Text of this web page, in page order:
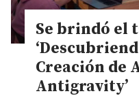
Se brindó el
Creación de
Antigravity’